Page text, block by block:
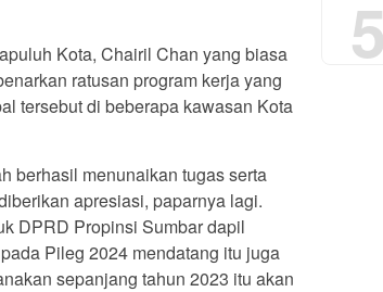
Kota, Chairil Chan yang biasa
ratusan program kerja yang
tersebut di beberapa kawasan Kota
berhasil menunaikan tugas serta
apresiasi, paparnya lagi.
DPRD Propinsi Sumbar dapil
Pileg 2024 mendatang itu juga
sepanjang tahun 2023 itu akan
5